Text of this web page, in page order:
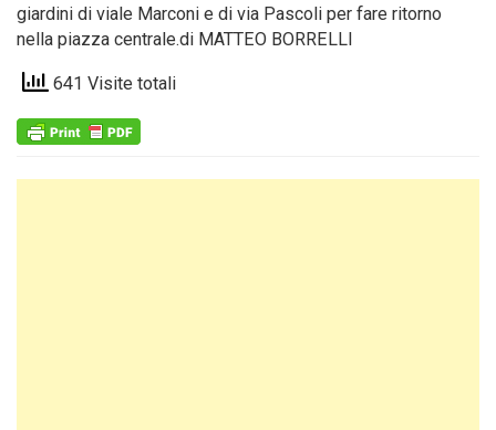
giardini di viale Marconi e di via Pascoli per fare ritorno
nella piazza centrale.di MATTEO BORRELLI
641 Visite totali